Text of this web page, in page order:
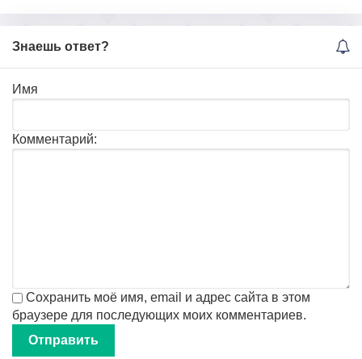
Знаешь ответ?
Имя
Комментарий:
Сохранить моё имя, email и адрес сайта в этом
браузере для последующих моих комментариев.